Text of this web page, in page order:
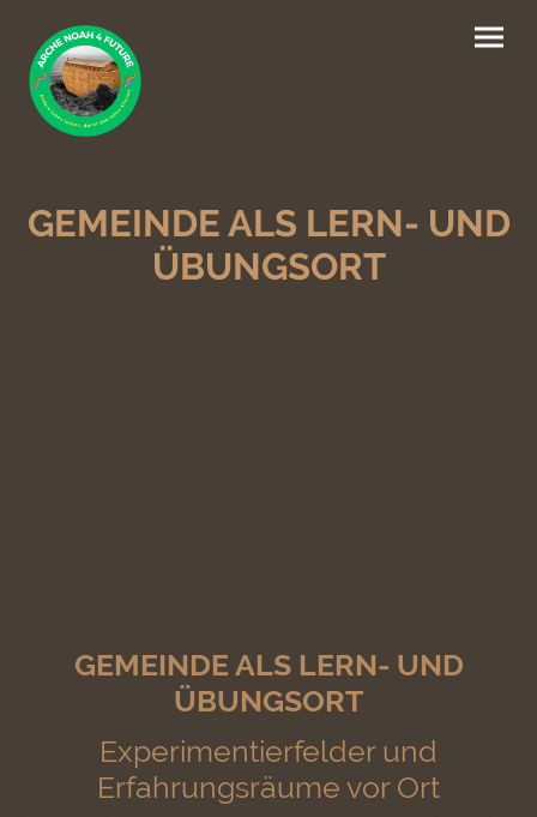
GEMEINDE ALS LERN- UND
ÜBUNGSORT
GEMEINDE ALS LERN- UND
ÜBUNGSORT
Experimentierfelder und
Erfahrungsräume vor Ort